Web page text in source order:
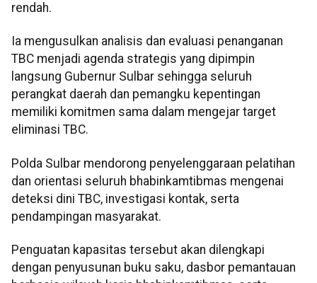
rendah.
Ia mengusulkan analisis dan evaluasi penanganan
TBC menjadi agenda strategis yang dipimpin
langsung Gubernur Sulbar sehingga seluruh
perangkat daerah dan pemangku kepentingan
memiliki komitmen sama dalam mengejar target
eliminasi TBC.
Polda Sulbar mendorong penyelenggaraan pelatihan
dan orientasi seluruh bhabinkamtibmas mengenai
deteksi dini TBC, investigasi kontak, serta
pendampingan masyarakat.
Penguatan kapasitas tersebut akan dilengkapi
dengan penyusunan buku saku, dasbor pemantauan